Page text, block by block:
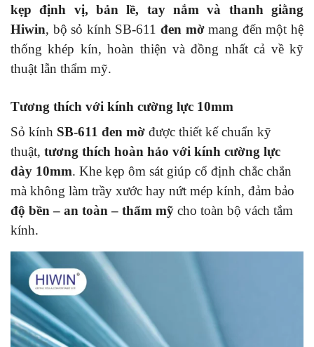
kẹp định vị, bản lề, tay nắm và thanh giằng
Hiwin, bộ sỏ kính SB-611 đen mờmang đến một hệ
thống khép kín, hoàn thiện và đồng nhất cả về kỹ
thuật lẫn thẩm mỹ.
Tương thích với kính cường lực 10mm
Sỏ kính SB-611 đen mờ được thiết kế chuẩn kỹ
thuật, tương thích hoàn hảo với kính cường lực
dày 10mm. Khe kẹp ôm sát giúp cố định chắc chắn
mà không làm trầy xước hay nứt mép kính, đảm bảo
độ bền – an toàn – thẩm mỹ cho toàn bộ vách tắm
kính.